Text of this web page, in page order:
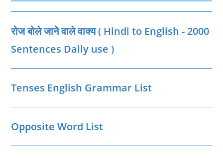
रोज बोले जाने वाले वाक्‍य ( Hindi to English - 2000
Sentences Daily use )
Tenses English Grammar List
Opposite Word List